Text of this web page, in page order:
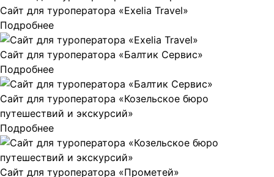
Сайт для туроператора «Exelia Travel»
Подробнее
Сайт для туроператора «Балтик Сервис»
Подробнее
Сайт для туроператора «Козельское бюро
путешествий и экскурсий»
Подробнее
Сайт для туроператора «Прометей»